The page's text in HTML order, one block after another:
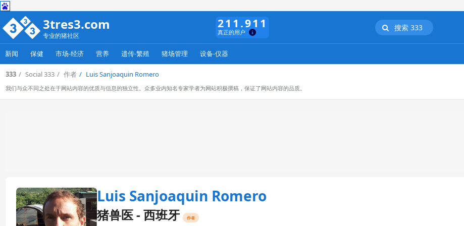
3tres3.com
专业的猪社区
211.911
真正的用户
搜索 333
新闻 保健 市场-经济 营养 遗传-繁殖 猪场管理 设备-仪器
333 Social 333 作者 Luis Sanjoaquin Romero
我们与众不同之处在于网站内容的优质与信息的独立性。众多业内知名专家学者为网站积极撰稿，保证了网站内容的品质。
Luis Sanjoaquin Romero
猪兽医 - 西班牙 作者